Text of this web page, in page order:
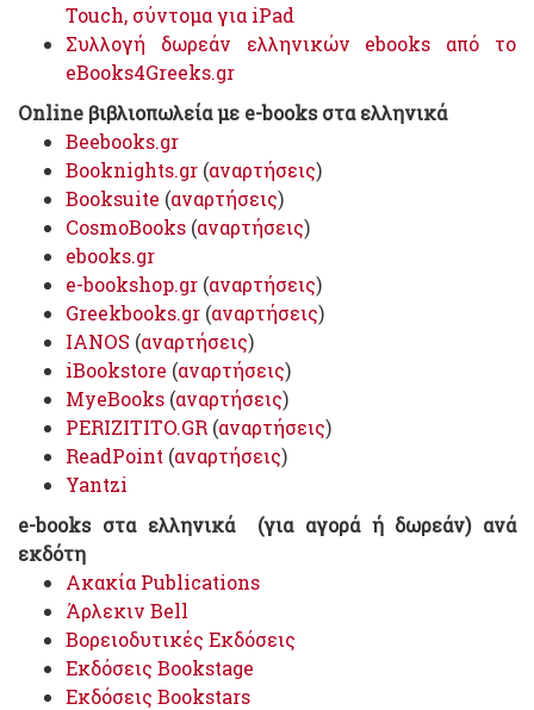
Touch, σύντομα για iPad
Συλλογή δωρεάν ελληνικών ebooks από το
eBooks4Greeks.gr
Online βιβλιοπωλεία με e-books στα ελληνικά
Beebooks.gr
Booknights.gr (αναρτήσεις)
Booksuite (αναρτήσεις)
CosmoBooks (αναρτήσεις)
ebooks.gr
e-bookshop.gr (αναρτήσεις)
Greekbooks.gr (αναρτήσεις)
IANOS (αναρτήσεις)
iBookstore (αναρτήσεις)
MyeBooks (αναρτήσεις)
PERIZITITO.GR (αναρτήσεις)
ReadPoint (αναρτήσεις)
Yantzi
e-books στα ελληνικά (για αγορά ή δωρεάν) ανά
εκδότη
Ακακία Publications
Άρλεκιν Bell
Βορειοδυτικές Εκδόσεις
Εκδόσεις Bookstage
Εκδόσεις Bookstars